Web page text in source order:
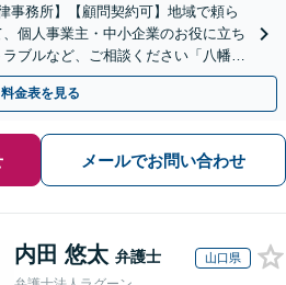
事務所】【顧問契約可】地域で頼ら
個人事業主・中小企業のお役に立ち
ブルなど、ご相談ください「八幡西
智町・中間市など」
料金表を見る
メールでお問い合わせ
内田 悠太 弁護士 山口県